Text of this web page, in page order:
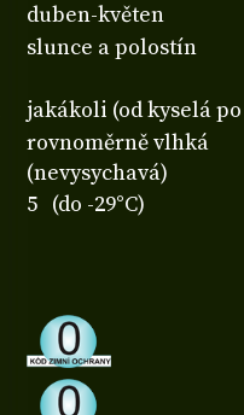
duben-květen
slunce a polostín
jakákoli (od kyselá
rovnoměrně vlhká
(nevysychavá)
5 (do -29°C)